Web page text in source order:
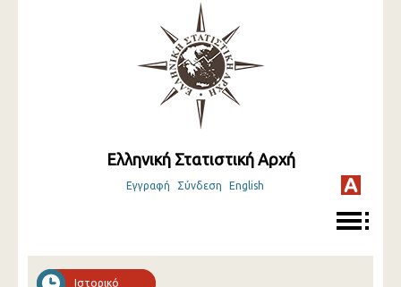
Ελληνική Στατιστική Αρχή
Εγγραφή Σύνδεση English
Ιστορικό